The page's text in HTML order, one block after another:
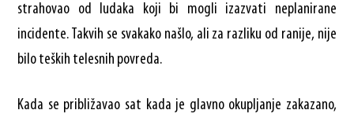
strahovao od ludaka koji bi mogli izazvati neplanirane
incidente. Takvih se svakako našlo, ali za razliku od ranije, nije
bilo teških telesnih povreda.
Kada se približavao sat kada je glavno okupljanje zakazano,